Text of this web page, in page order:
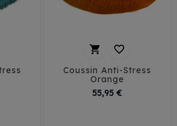
 
Coussin Anti-Stress
Orange
55,95 €